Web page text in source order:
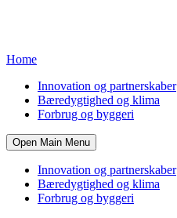
Home
Innovation og partnerskaber
Bæredygtighed og klima
Forbrug og byggeri
Open Main Menu
Innovation og partnerskaber
Bæredygtighed og klima
Forbrug og byggeri